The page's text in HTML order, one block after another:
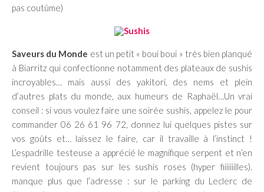
pas coutûme)
Saveurs du Monde est un petit « boui boui » très bien planqué
à Biarritz qui confectionne notamment des plateaux de sushis
incroyables… mais aussi des yakitori, des nems et plein
d’autres plats du monde, aux humeurs de Raphaël…Un vrai
conseil : si vous voulez faire une soirée sushis, appelez le pour
commander 06 26 61 96 72, donnez lui quelques pistes sur
vos goûts et… laissez le faire, car il travaille à l’instinct !
L’espadrille testeuse a apprécié le magnifique serpent et n’en
revient toujours pas sur les sushis roses (hyper fiiiiiiilles).
manque plus que l’adresse : sur le parking du Leclerc de